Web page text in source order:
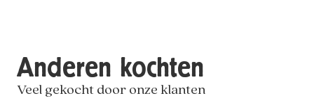
Anderen kochten
Veel gekocht door onze klanten